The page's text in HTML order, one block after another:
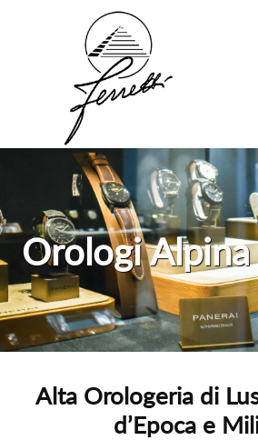
Orologi Alpina
Alta Orologeria di
d’Epoca e